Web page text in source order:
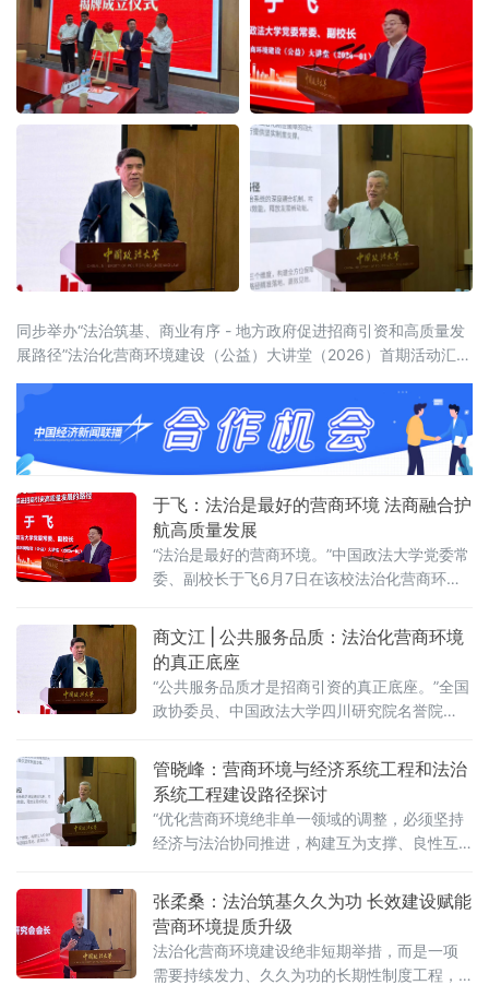
同步举办“法治筑基、商业有序 - 地方政府促进招商引资和高质量发
展路径”法治化营商环境建设（公益）大讲堂（2026）首期活动汇聚
同聚焦法治化营商环境建设的理论前沿与实践路径。中国政法大学
党委常委、副校长于飞，全国政协委员、中国政法
于飞：法治是最好的营商环境 法商融合护
航高质量发展
“法治是最好的营商环境。”中国政法大学党委常
委、副校长于飞6月7日在该校法治化营商环境
商环境的核心要义在于法治化保障——因为法
治提供明确的预期。当天，中国政法大学法治
化营商环境建设与数字金融研究中心在京正式
成立，同步启动“法治筑基、商业有序——地方
政府促进招商引资和高质量发展路径”法治化营
商文江 | 公共服务品质：法治化营商环境
的真正底座
“公共服务品质才是招商引资的真正底座。”全国
政协委员、中国政法大学四川研究院名誉院
营商环境建设与数字金融研究中心揭牌仪式上
作出上述表示。他指出，《公平竞争审查条
例》施行后，各地招商引资的竞争焦点已从“拼
政策洼地”转向“拼服务高地”“拼法治高地”，长期
稳定、高效透明的法治环境与公共服务成为吸
管晓峰：营商环境与经济系统工程和法治
系统工程建设路径探讨
“优化营商环境绝非单一领域的调整，必须坚持
经济与法治协同推进，构建互为支撑、良性互
教授管晓峰6月7日在中国政法大学法治化营商
环境建设与数字金融研究中心揭牌仪式上作出
上述表示。他在题为《营商环境与经济、法治
系统工程建设路径探讨》的主题演讲中，系统
阐述以系统工程思维推进营商环境建设的理论
张柔桑：法治筑基久久为功 长效建设赋能
营商环境提质升级
法治化营商环境建设绝非短期举措，而是一项
需要持续发力、久久为功的长期性制度工程，